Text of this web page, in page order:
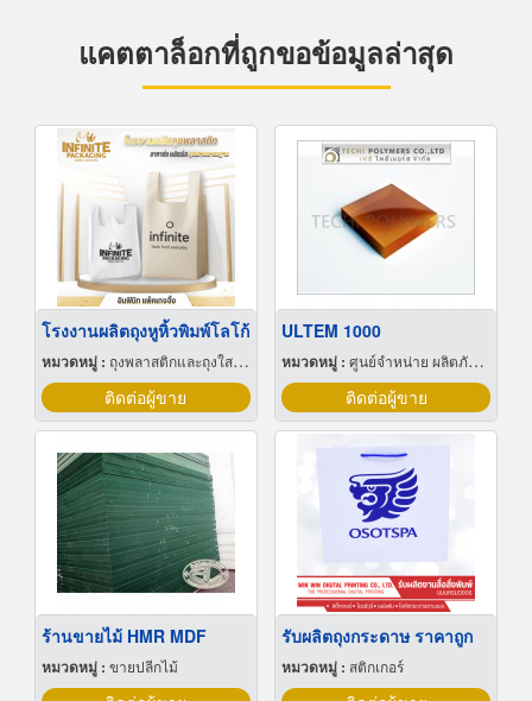
แคตตาล็อกที่ถูกขอข้อมูลล่าสุด
โรงงานผลิตถุงหูหิ้วพิมพ์โลโก้
หมวดหมู่ : ถุงพลาสติกและถุงใสโปร่ง
ติดต่อผู้ขาย
ULTEM 1000
หมวดหมู่ : ศูนย์จำหน่าย ผลิตภัณฑ์พลาสติกชนิดแท่ง ท่อ แผ่นและสาย
ติดต่อผู้ขาย
ร้านขายไม้ HMR MDF
หมวดหมู่ : ขายปลีกไม้
รับผลิตถุงกระดาษ ราคาถูก
หมวดหมู่ : สติกเกอร์